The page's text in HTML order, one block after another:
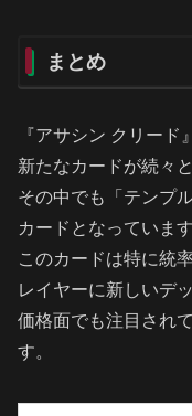
まとめ
『アサシン クリード
新たなカードが続々
その中でも「テンプ
カードとなっています
このカードは特に統
レイヤーに新しいデ
価格面でも注目され
す。